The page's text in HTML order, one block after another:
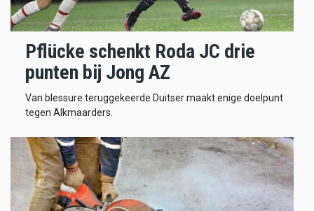
Pflücke schenkt Roda JC drie
punten bij Jong AZ
Van blessure teruggekeerde Duitser maakt enige doelpunt
tegen Alkmaarders.